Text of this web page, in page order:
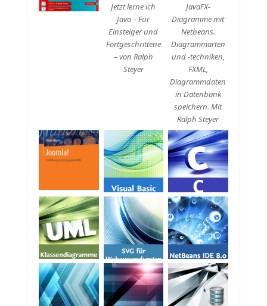
Jetzt lerne ich
Java – Für
Einsteiger und
Fortgeschrittene
– von Ralph
Steyer
JavaFX-
Diagramme mit
Netbeans.
Diagrammarten
und -techniken,
FXML,
Diagrammdaten
in Datenbank
speichern. Mit
Ralph Steyer